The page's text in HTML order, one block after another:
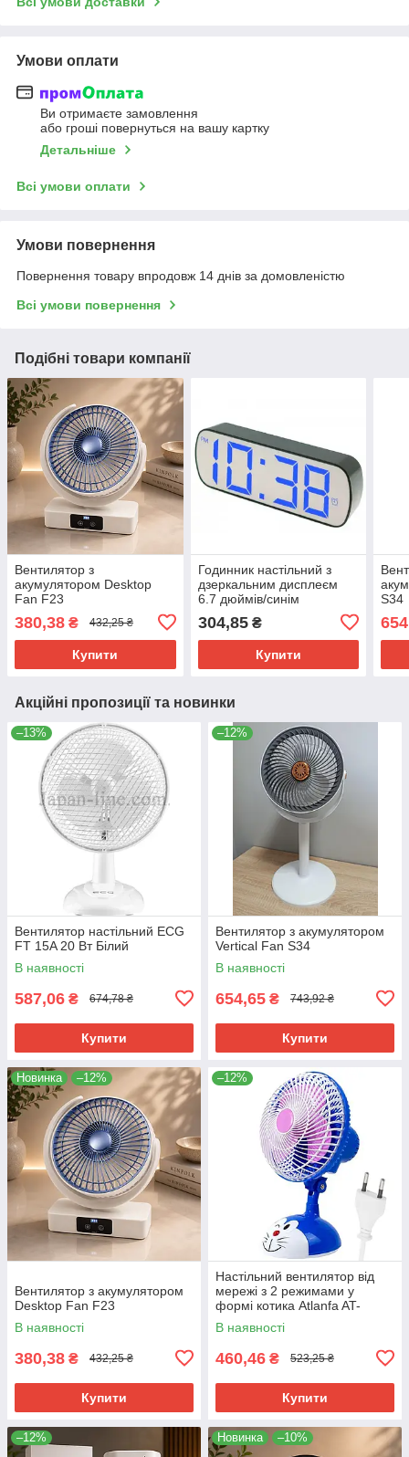
Умови оплати
Ви отримаєте замовлення
або гроші повернуться на вашу картку
Детальніше
Всі умови оплати
Умови повернення
Повернення товару впродовж 14 днів за домовленістю
Всі умови повернення
Подібні товари компанії
Вентилятор з
акумулятором Desktop
Fan F23
380,38 ₴ 432,25 ₴
Купити
Годинник настільний з
дзеркальним дисплеєм
6.7 дюймів/синім
підсвічуванням/датчиком
температури/датою VST
895Y-5
304,85₴
Купити
S34
Акційні пропозиції та новинки
–13%
Вентилятор настільний ECG
FT 15A 20 Вт Білий
В наявності
587,06 ₴ 674,78 ₴
Купити
–12%
Вентилятор з акумулятором
Vertical Fan S34
В наявності
654,65 ₴ 743,92 ₴
Купити
Новинка –12%
Вентилятор з акумулятором
Desktop Fan F23
В наявності
380,38 ₴ 432,25 ₴
Купити
–12%
Настільний вентилятор від
мережі з 2 режимами у
формі котика Atlanfa AT-
F2502
В наявності
460,46 ₴ 523,25 ₴
Купити
–12% Новинка –10%